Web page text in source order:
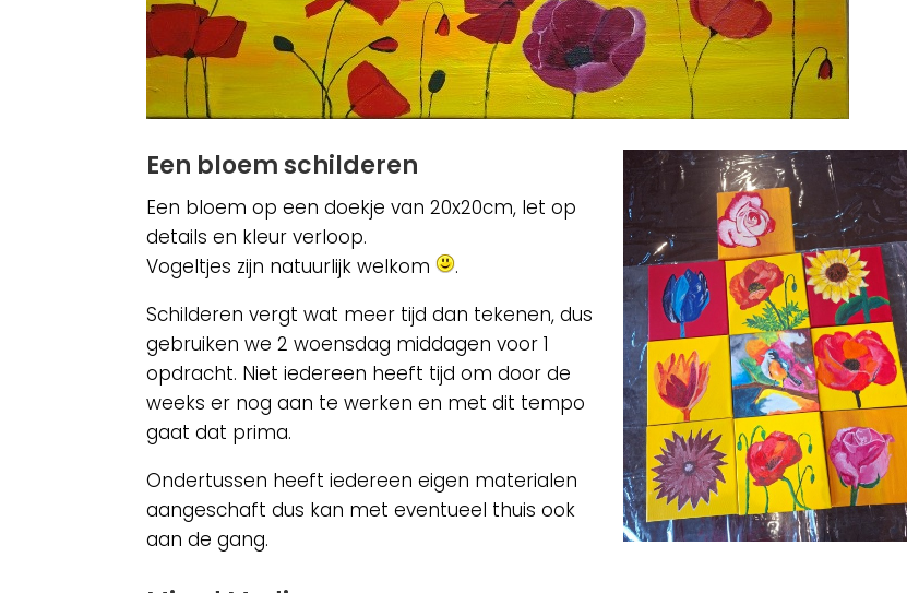
Een bloem schilderen
Een bloem op een doekje van 20x20cm, let op
details en kleur verloop.
Vogeltjes zijn natuurlijk welkom
.
Schilderen vergt wat meer tijd dan tekenen, dus
gebruiken we 2 woensdag middagen voor 1
opdracht. Niet iedereen heeft tijd om door de
weeks er nog aan te werken en met dit tempo
gaat dat prima.
Ondertussen heeft iedereen eigen materialen
aangeschaft dus kan met eventueel thuis ook
aan de gang.